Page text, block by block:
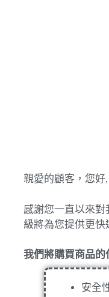
親愛的顧客，您好,
感謝您一直以來
級將為您提供更快
我們將購買商品的
安全